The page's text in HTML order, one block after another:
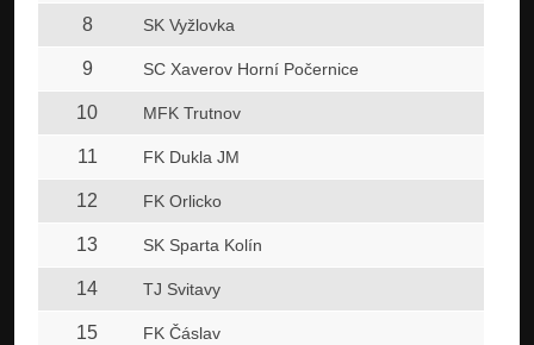
8 SK Vyžlovka
9 SC Xaverov Horní Počernice
10 MFK Trutnov
11 FK Dukla JM
12 FK Orlicko
13 SK Sparta Kolín
14 TJ Svitavy
15 FK Čáslav